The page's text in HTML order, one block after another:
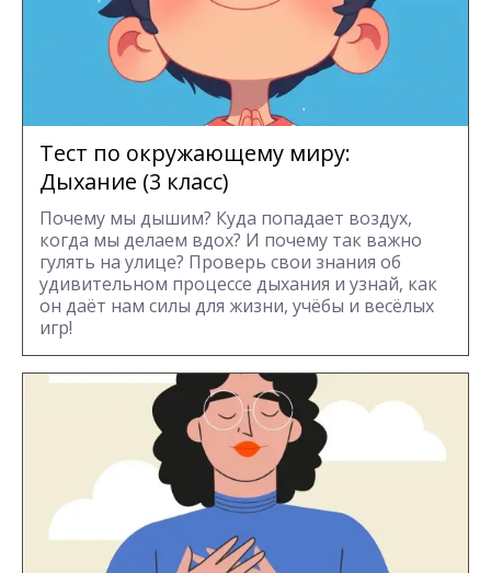
Тест по окружающему миру:
Дыхание (3 класс)
Почему мы дышим? Куда попадает воздух,
когда мы делаем вдох? И почему так важно
гулять на улице? Проверь свои знания об
удивительном процессе дыхания и узнай, как
он даёт нам силы для жизни, учёбы и весёлых
игр!